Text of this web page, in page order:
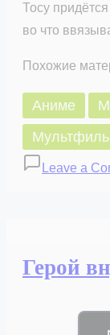
Тосу
во что
Похожие
Аниме
Leave a
Герой